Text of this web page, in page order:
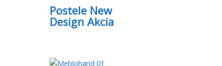
Postele New
Design Akcia